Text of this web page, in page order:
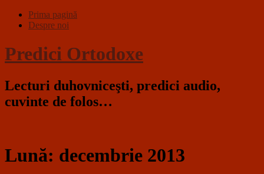
Prima pagină
Despre noi
Predici Ortodoxe
Lecturi duhovniceşti, predici audio,
cuvinte de folos…
Lună: decembrie 2013